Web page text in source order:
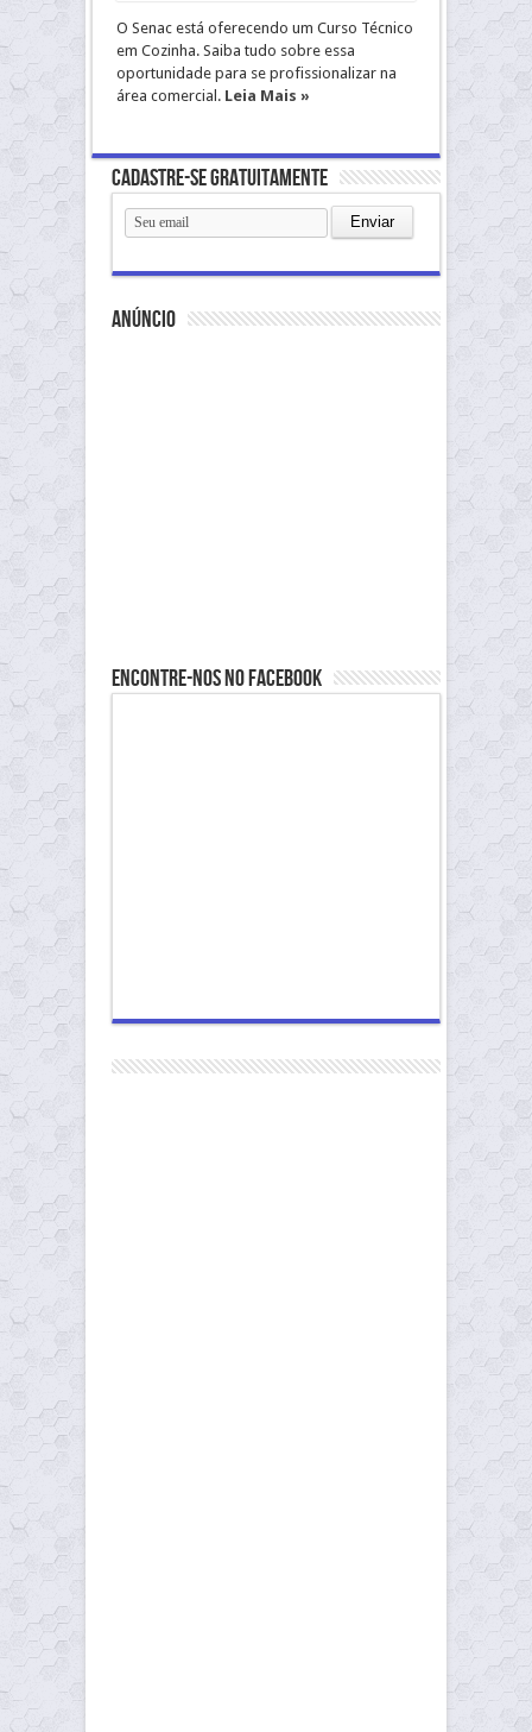
O Senac está oferecendo um Curso Técnico
em Cozinha. Saiba tudo sobre essa
oportunidade para se profissionalizar na
área comercial. Leia Mais »
Cadastre-se gratuitamente
anúncio
Encontre-nos no Facebook